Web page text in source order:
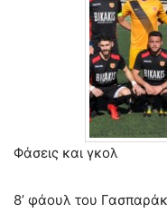
Φάσεις και γκολ
8’ φάουλ του